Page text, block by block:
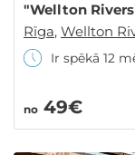
"Wellton
Rīga, Wellton
Ir spēkā 12
no 49€